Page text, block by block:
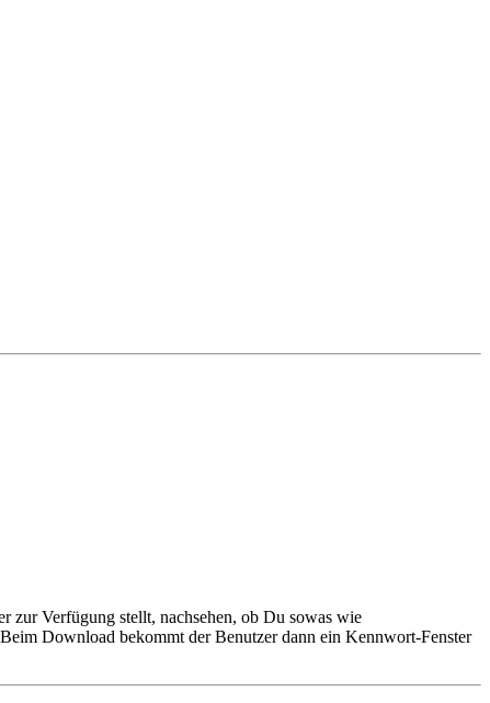
zur Verfügung stellt, nachsehen, ob Du sowas wie
Download bekommt der Benutzer dann ein Kennwort-Fenster